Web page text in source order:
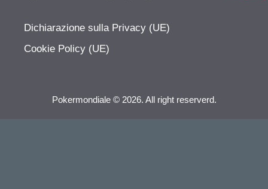
Dichiarazione sulla Privacy (UE)
Cookie Policy (UE)
Pokermondiale © 2026. All right reserverd.